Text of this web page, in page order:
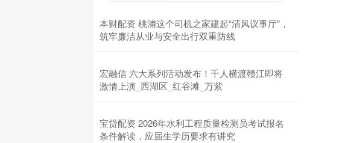
本财配资 桃浦这个司机之家建起“清风议事厅”，
筑牢廉洁从业与安全出行双重防线
宏融信 六大系列活动发布！千人横渡赣江即将
激情上演_西湖区_红谷滩_万紫
宝贷配资 2026年水利工程质量检测员考试报名
条件解读，应届生学历要求有讲究